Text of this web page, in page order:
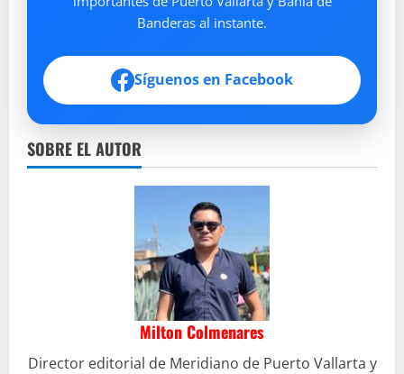
Banderas al instante.
Síguenos en Facebook
SOBRE EL AUTOR
Milton Colmenares
Director editorial de Meridiano de Puerto Vallarta y